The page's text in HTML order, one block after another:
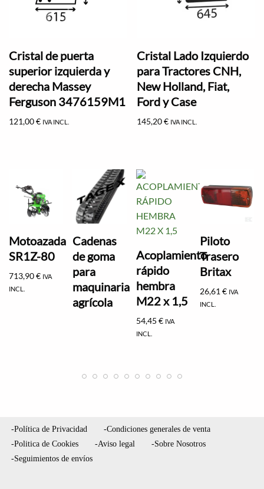
Cristal de puerta
superior izquierda y
derecha Massey
Ferguson 3476159M1
121,00€ IVA INCL.
Cristal Lado Izquierdo
para Tractores CNH,
New Holland, Fiat,
Ford y Case
145,20€ IVA INCL.
Motoazada
SR1Z-80
713,90€ IVA
INCL.
Cadenas
de goma
para
maquinaria
agrícola
Acoplamiento
rápido
hembra
M22 x 1,5
54,45€ IVA
INCL.
Piloto
Trasero
Britax
26,61€ IVA
INCL.
-Política de Privacidad
-Condiciones generales de venta
-Politica de Cookies
-Aviso legal
-Sobre Nosotros
-Seguimientos de envíos